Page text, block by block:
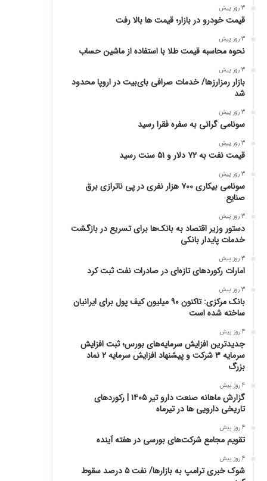
3 روز پیش
قیمت خودرو در بازار؛ قیمت ها بالا رفت
3 روز پیش
نحوه محاسبه قیمت طلا با استفاده از ماشین حساب
3 روز پیش
بازار رمزارزها/ خدمات صرافی بای‌بیت در اروپا محدود
شد
3 روز پیش
سونامی گرانی به سفره فقرا رسید
3 روز پیش
قیمت نفت به ۷۲ دلار و ۵۱ سنت رسید
3 روز پیش
سونامی بیکاری ۷۰۰ هزار نفری در پی ناترازی برق
صنایع
3 روز پیش
دستور وزیر اقتصاد به بانک‌ها برای تسریع در بازگشت
خدمات پایدار بانکی
3 روز پیش
امارات رکورد‌های تازه‌ای در صادرات نفت ثبت کرد
3 روز پیش
بانک مرکزی: تاکنون ۹۰ میلیون کیف پول برای ایرانیان
ساخته شده است
4 روز پیش
جدیدترین افزایش سرمایه‌های بورس؛ ثبت افزایش
سرمایه ۳ شرکت و پیشنهاد افزایش سرمایه ۲ نماد
بزرگ
4 روز پیش
گزارش ماهانه صنعت دارو تیر ۱۴۰۵ | رکوردهای
تاریخی دارویی ها در تیرماه
4 روز پیش
تقویم مجامع شرکت‌های بورسی در هفته آینده
4 روز پیش
شوک خبری ترامپ به بازارها/ نفت ۵ درصد سقوط